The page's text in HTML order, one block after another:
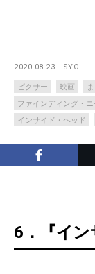
2020.08.23 SYO
ピクサー 映画
ファインディング・ニ
インサイド・ヘッド
6．『イン